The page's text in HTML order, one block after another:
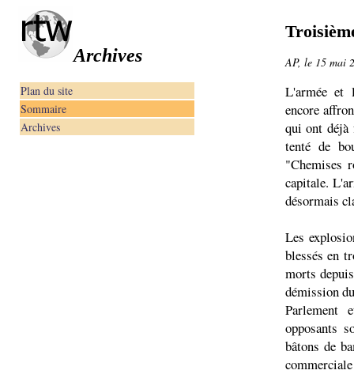
Archives
Plan du site
Sommaire
Archives
AP, le 15 mai
L'armée et
encore
qui ont déjà
tenté de
"Chemises
capitale.
désormais
Les
blessés en
morts
démission
Parlement
opposants
bâtons de